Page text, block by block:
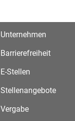
Unternehmen
Barrierefreiheit
E-Stellen
Stellenangebote
Vergabe